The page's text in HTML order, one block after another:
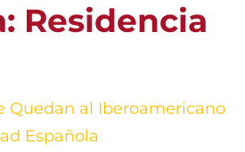
Residencia
Quedan al Iberoamericano
Española